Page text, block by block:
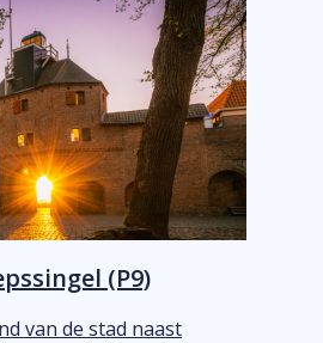
(P9)
van de stad naast